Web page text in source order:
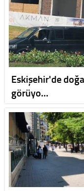
Eskişehir'de
görüyo…